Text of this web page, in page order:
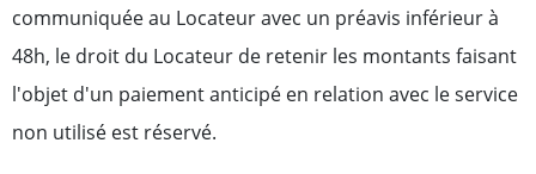
communiquée au Locateur avec un préavis inférieur à
48h, le droit du Locateur de retenir les montants faisant
l'objet d'un paiement anticipé en relation avec le service
non utilisé est réservé.